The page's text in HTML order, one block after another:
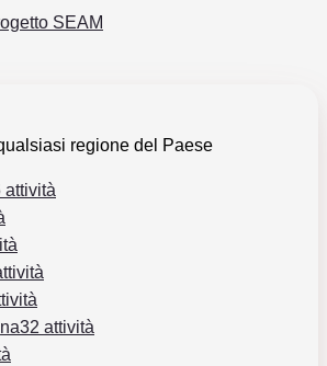
SEAM
regione del Paese
attività
32 attività